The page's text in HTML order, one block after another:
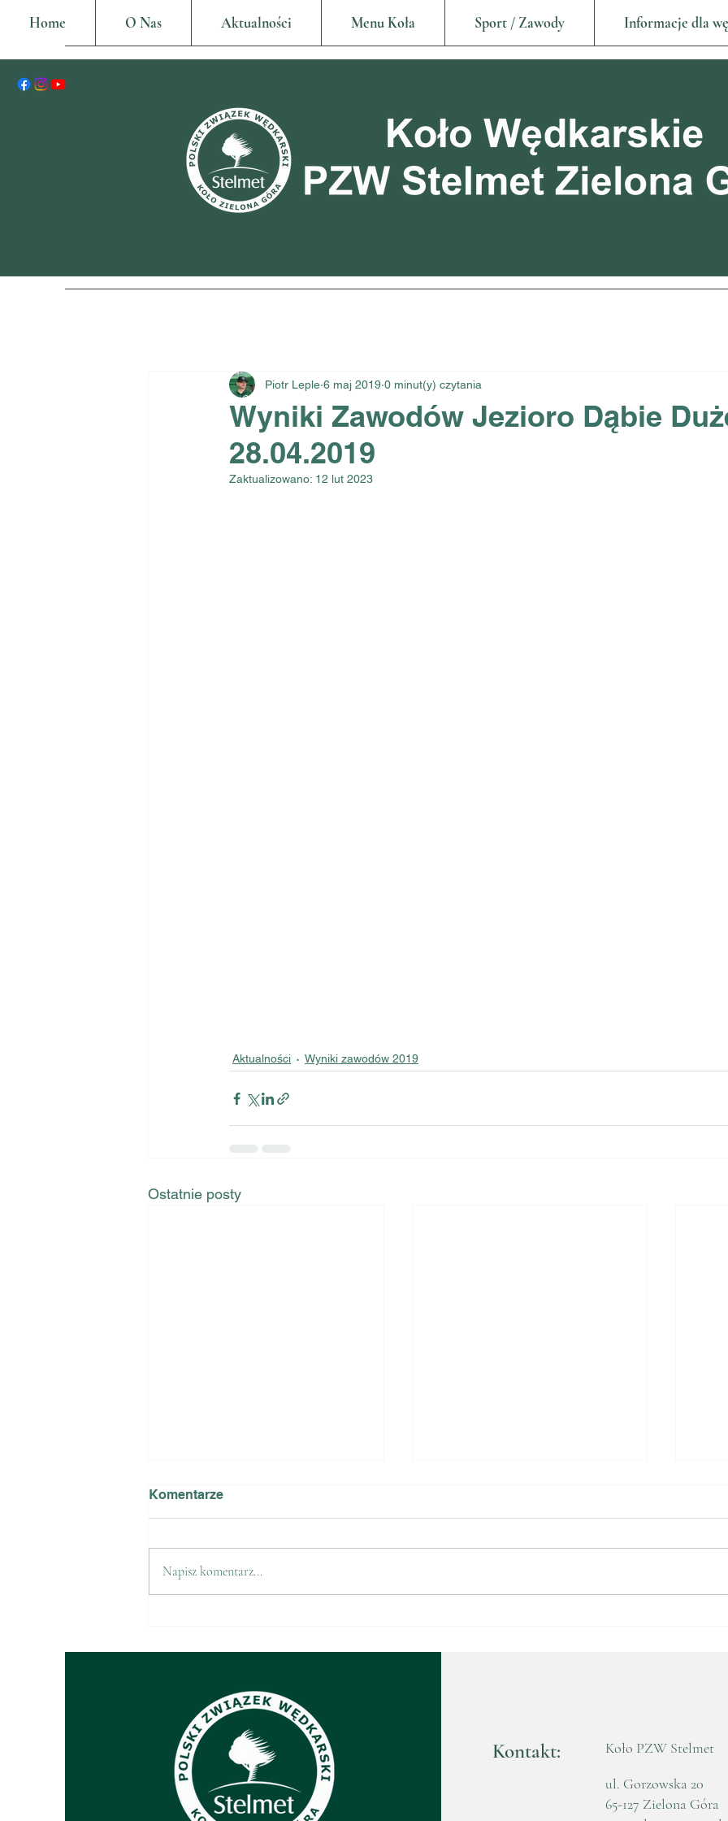
Home O Nas Aktualności Menu Koła Sport / Zawody Informacje dla
Wyniki Zawodów Jezioro Dąbie
28.04.2019
Piotr Leple 6 maj 2019 0 minut(y) czytania
Zaktualizowano: 12 lut 2023
Aktualności Wyniki zawodów 2019
Ostatnie posty
2025
Komentarze
Napisz komentarz...
Kontakt:
Koło PZW Stelmet
ul. Gorzowska 20
65-127 Zielona Góra